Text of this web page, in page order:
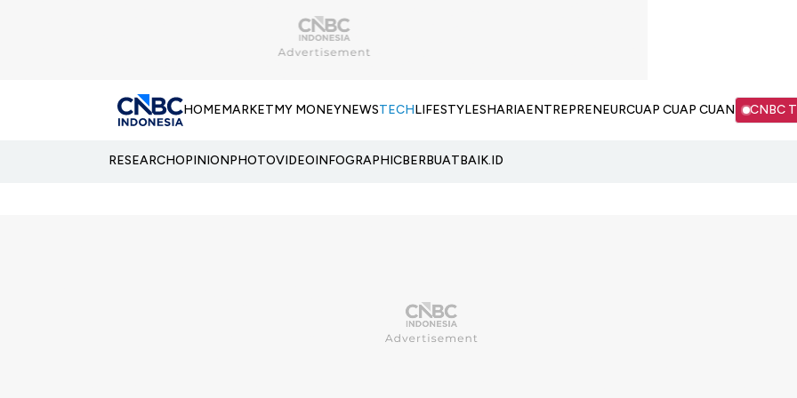
HOMEMARKETMY MONEYNEWSTECHLIFESTYLESHARIAENTREPRENEURCUAP CUAP CUAN CNBC
RESEARCHOPINIONPHOTOVIDEOINFOGRAPHICBERBUATBAIK.ID